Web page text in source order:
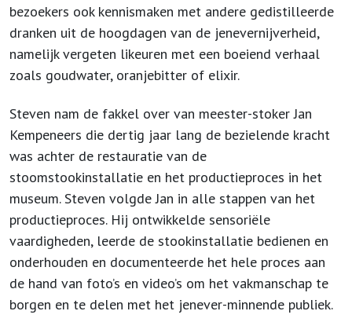
bezoekers ook kennismaken met andere gedistilleerde
dranken uit de hoogdagen van de jenevernijverheid,
namelijk vergeten likeuren met een boeiend verhaal
zoals goudwater, oranjebitter of elixir.
Steven nam de fakkel over van meester-stoker Jan
Kempeneers die dertig jaar lang de bezielende kracht
was achter de restauratie van de
stoomstookinstallatie en het productieproces in het
museum. Steven volgde Jan in alle stappen van het
productieproces. Hij ontwikkelde sensoriële
vaardigheden, leerde de stookinstallatie bedienen en
onderhouden en documenteerde het hele proces aan
de hand van foto’s en video’s om het vakmanschap te
borgen en te delen met het jenever-minnende publiek.